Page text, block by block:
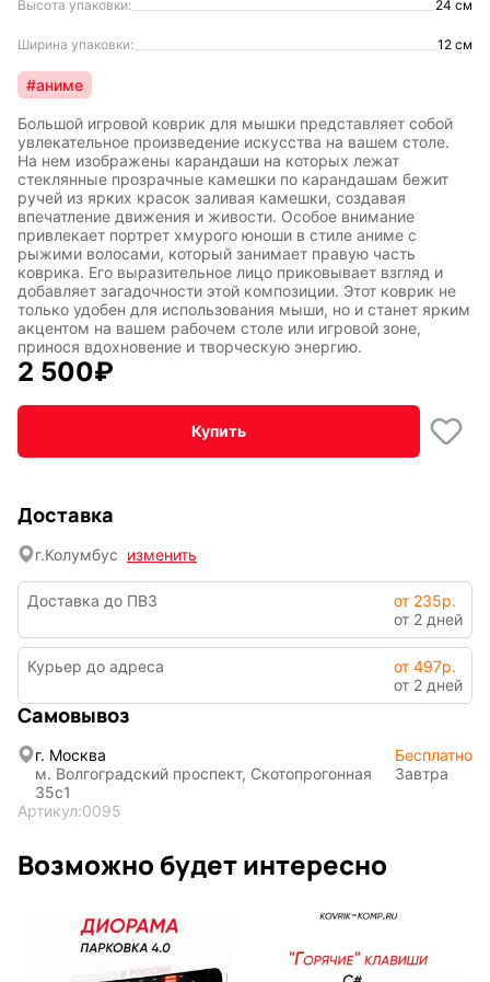
Высота упаковки: 24 см
Ширина упаковки: 12 см
#аниме
Большой игровой коврик для мышки представляет собой
увлекательное произведение искусства на вашем столе.
На нем изображены карандаши на которых лежат
стеклянные прозрачные камешки по карандашам бежит
ручей из ярких красок заливая камешки, создавая
впечатление движения и живости. Особое внимание
привлекает портрет хмурого юноши в стиле аниме с
рыжими волосами, который занимает правую часть
коврика. Его выразительное лицо приковывает взгляд и
добавляет загадочности этой композиции. Этот коврик не
только удобен для использования мыши, но и станет ярким
акцентом на вашем рабочем столе или игровой зоне,
принося вдохновение и творческую энергию.
2 500₽
Купить
Доставка
г.Колумбус изменить
Доставка до ПВЗ
от 235р.
от 2 дней
Курьер до адреса
от 497р.
от 2 дней
Самовывоз
г. Москва
м. Волгоградский проспект, Скотопрогонная
35с1
Бесплатно
Завтра
Артикул:0095
Возможно будет интересно
года
Горячие
клавиши
Карташева